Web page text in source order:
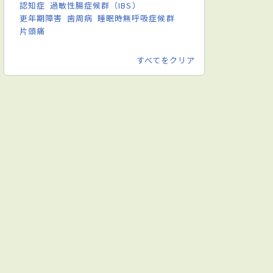
認知症 過敏性腸症候群（IBS）
更年期障害 歯周病 睡眠時無呼吸症候群
片頭痛
すべてをクリア